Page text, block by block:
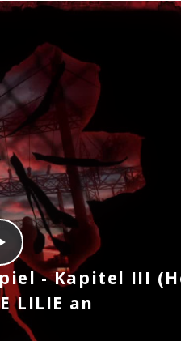
eine
Folge reinhören:
Play
- Kapitel III
LILIE an
Play